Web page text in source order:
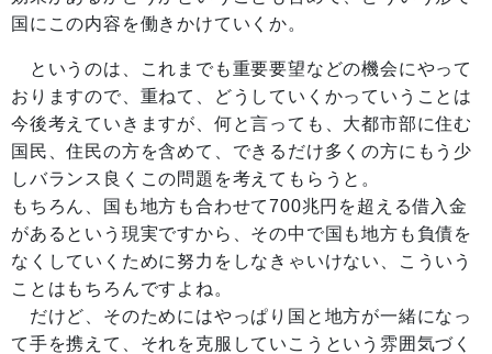
国にこの内容を働きかけていくか。
というのは、これまでも重要要望などの機会にやって
おりますので、重ねて、どうしていくかっていうことは
今後考えていきますが、何と言っても、大都市部に住む
国民、住民の方を含めて、できるだけ多くの方にもう少
しバランス良くこの問題を考えてもらうと。
もちろん、国も地方も合わせて700兆円を超える借入金
があるという現実ですから、その中で国も地方も負債を
なくしていくために努力をしなきゃいけない、こういう
ことはもちろんですよね。
だけど、そのためにはやっぱり国と地方が一緒になっ
て手を携えて、それを克服していこうという雰囲気づく